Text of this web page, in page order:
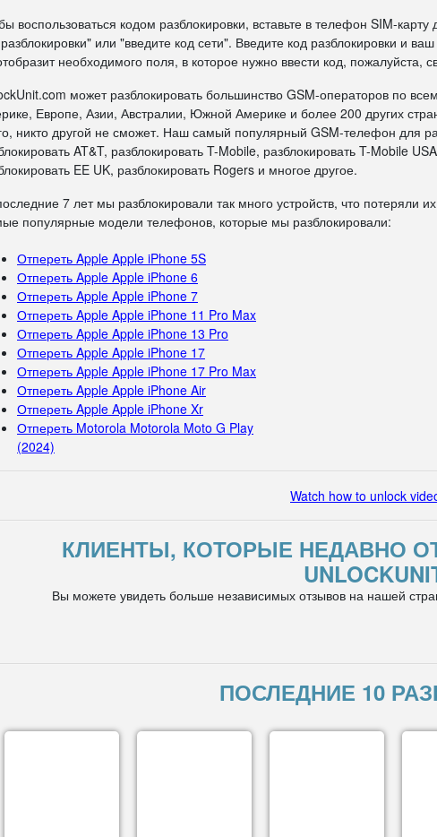
воспользоваться кодом разблокировки, вставьте в телефон SIM-
или "введите код сети". Введите код разблокировки и
необходимого поля, в которое нужно ввести код, пожалуйста,
может разблокировать большинство GSM-операторов по
Европе, Азии, Австралии, Южной Америке и более 200 других
никто другой не сможет. Наш самый популярный GSM-телефон для
AT&T, разблокировать T-Mobile, разблокировать T-Mobile
EE UK, разблокировать Rogers и многое другое.
7 лет мы разблокировали так много устройств, что
популярные модели телефонов, которые мы разблокировали:
Отпереть Apple Apple iPhone 5S
Отпереть Apple Apple iPhone 6
Отпереть Apple Apple iPhone 7
Отпереть Apple Apple iPhone 11 Pro Max
Отпереть Apple Apple iPhone 13 Pro
Отпереть Apple Apple iPhone 17
Отпереть Apple Apple iPhone 17 Pro Max
Отпереть Apple Apple iPhone Air
Отпереть Apple Apple iPhone Xr
Отпереть Motorola Motorola Moto G Play
(2024)
Watch how to unlock
КЛИЕНТЫ, КОТОРЫЕ НЕДАВНО
Вы можете увидеть больше независимых отзывов на нашей
ПОСЛЕДНИЕ 10